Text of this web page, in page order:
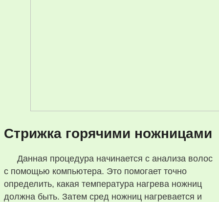
Стрижка горячими ножницами
Данная процедура начинается с анализа волос
с помощью компьютера. Это помогает точно
определить, какая температура нагрева ножниц
должна быть. Затем сред ножниц нагревается и